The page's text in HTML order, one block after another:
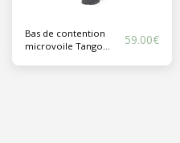
Bas de contention
microvoile Tango
59.00€